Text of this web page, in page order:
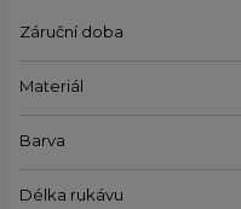
Záruční doba
Materiál
Barva
Délka rukávu